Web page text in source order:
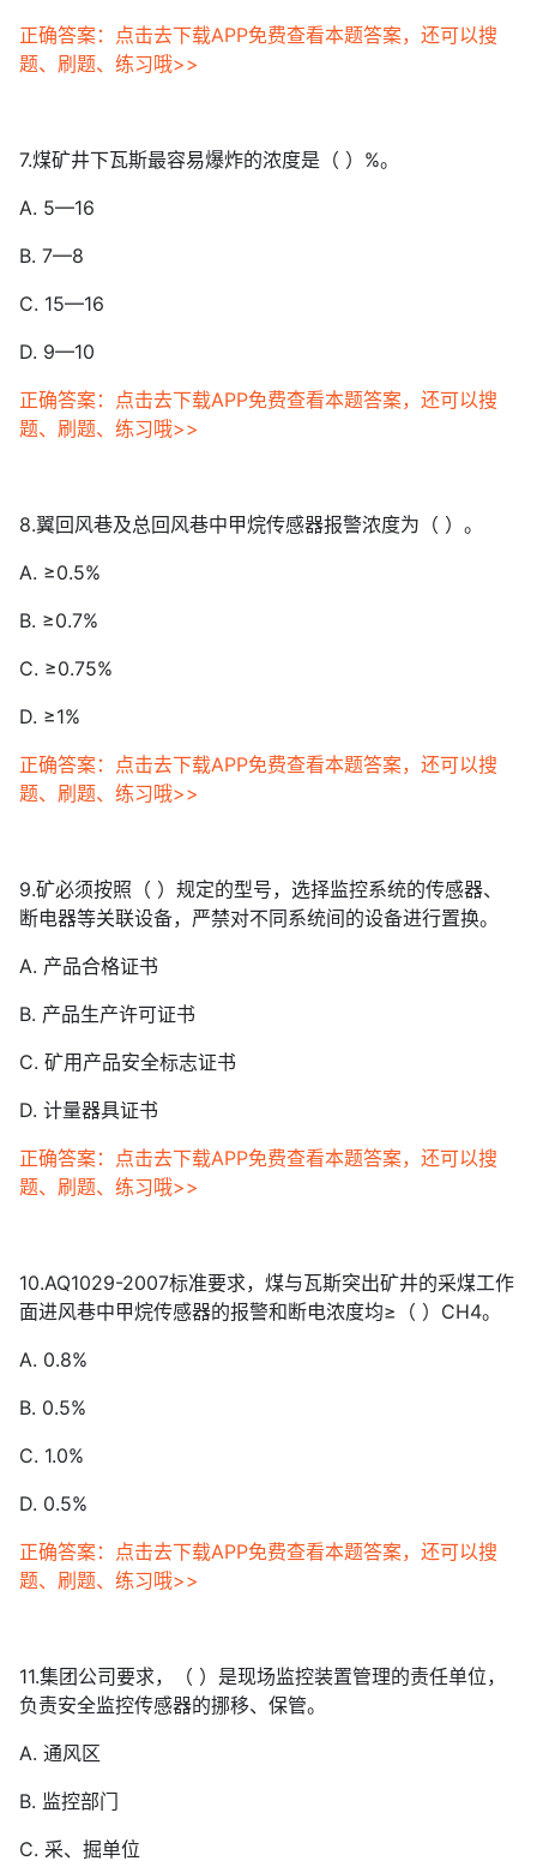
正确答案：点击去下载APP免费查看本题答案，还可以搜
题、刷题、练习哦>>
7.煤矿井下瓦斯最容易爆炸的浓度是（ ）%。
A. 5—16
B. 7—8
C. 15—16
D. 9—10
正确答案：点击去下载APP免费查看本题答案，还可以搜
题、刷题、练习哦>>
8.翼回风巷及总回风巷中甲烷传感器报警浓度为（ ）。
A. ≥0.5%
B. ≥0.7%
C. ≥0.75%
D. ≥1%
正确答案：点击去下载APP免费查看本题答案，还可以搜
题、刷题、练习哦>>
9.矿必须按照（ ）规定的型号，选择监控系统的传感器、
断电器等关联设备，严禁对不同系统间的设备进行置换。
A. 产品合格证书
B. 产品生产许可证书
C. 矿用产品安全标志证书
D. 计量器具证书
正确答案：点击去下载APP免费查看本题答案，还可以搜
题、刷题、练习哦>>
10.AQ1029-2007标准要求，煤与瓦斯突出矿井的采煤工作
面进风巷中甲烷传感器的报警和断电浓度均≥（ ）CH4。
A. 0.8%
B. 0.5%
C. 1.0%
D. 0.5%
正确答案：点击去下载APP免费查看本题答案，还可以搜
题、刷题、练习哦>>
11.集团公司要求，（ ）是现场监控装置管理的责任单位，
负责安全监控传感器的挪移、保管。
A. 通风区
B. 监控部门
C. 采、掘单位